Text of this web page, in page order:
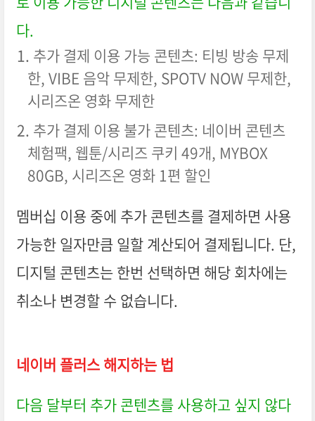
다.
추가 결제 이용 가능 콘텐츠: 티빙 방송 무제
한, VIBE 음악 무제한, SPOTV NOW 무제한,
시리즈온 영화 무제한
추가 결제 이용 불가 콘텐츠: 네이버 콘텐츠
체험팩, 웹툰/시리즈 쿠키 49개, MYBOX
80GB, 시리즈온 영화 1편 할인
멤버십 이용 중에 추가 콘텐츠를 결제하면 사용
가능한 일자만큼 일할 계산되어 결제됩니다. 단,
디지털 콘텐츠는 한번 선택하면 해당 회차에는
취소나 변경할 수 없습니다.
네이버 플러스 해지하는 법
다음 달부터 추가 콘텐츠를 사용하고 싶지 않다